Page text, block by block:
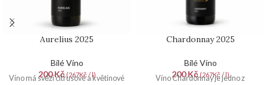
Aurelius 2025
Bílé Víno
200Kč(267Kč / l)
Víno má svěží citrusové a květinové
Chardonnay 2025
Bílé Víno
200Kč(267Kč / l)
Víno Chardonnay je jedno z